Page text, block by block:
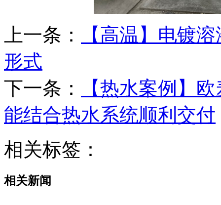
上一条：
【高温】电镀
形式
下一条：
【热水案例】
能结合热水系统顺利交付
相关标签：
相关新闻